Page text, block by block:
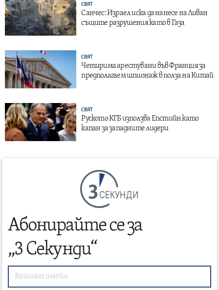
СВЯТ
Санчес: Израел иска да нанесе на Ливан
същите разрушения като в Газа
СВЯТ
Четирима арестувани във Франция за
предполагаем шпионаж в полза на Китай
СВЯТ
Руското КГБ използва Епстийн като
капан за западните лидери
СЕКУНДИ
Абонирайте се за
„3 Секунди“